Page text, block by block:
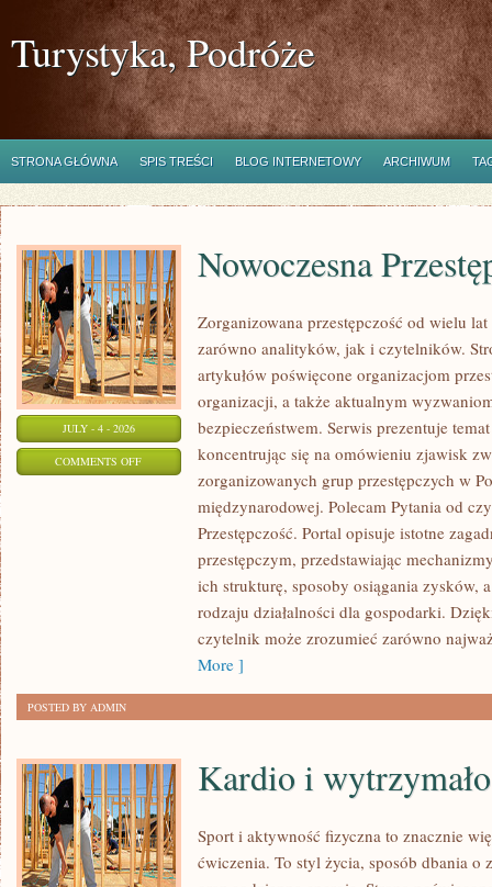
Turystyka, Podróże
STRONA GŁÓWNA SPIS TREŚCI BLOG INTERNETOWY ARCHIWUM
JULY - 4 - 2026
COMMENTS OFFON
NOWOCZESNA
PRZESTĘPCZOŚĆ
Nowoczesna
Zorganizowana przestępczość od wielu
zarówno analityków, jak i czytelników.
artykułów poświęcone organizacjom
organizacji, a także aktualnym
bezpieczeństwem. Serwis prezentuje
koncentrując się na omówieniu zjawisk
zorganizowanych grup przestępczych w
międzynarodowej. Polecam Pytania od
Przestępczość. Portal opisuje istotne
przestępczym, przedstawiając
ich strukturę, sposoby osiągania zysków,
rodzaju działalności dla gospodarki.
czytelnik może zrozumieć zarówno
More ]
POSTED BY ADMIN
Kardio i
Sport i aktywność fizyczna to znacznie
ćwiczenia. To styl życia, sposób dbania o